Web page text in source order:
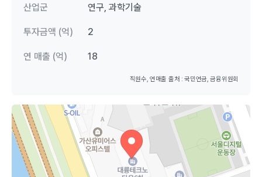
산업군 연구, 과학기술
투자금액 (억) 2
연 매출 (억) 18
직원수, 연매출 출처 : 국민연금, 금융위원회